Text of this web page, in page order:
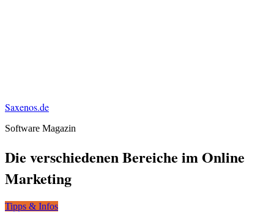
Saxenos.de
Software Magazin
Die verschiedenen Bereiche im Online
Marketing
Tipps & Infos